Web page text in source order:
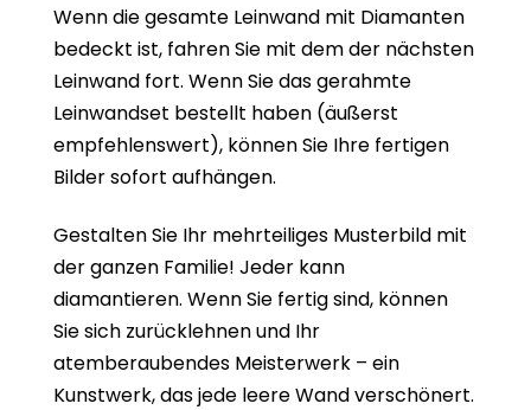
Wenn die gesamte Leinwand mit Diamanten
bedeckt ist, fahren Sie mit dem der nächsten
Leinwand fort. Wenn Sie das gerahmte
Leinwandset bestellt haben (äußerst
empfehlenswert), können Sie Ihre fertigen
Bilder sofort aufhängen.
Gestalten Sie Ihr mehrteiliges Musterbild mit
der ganzen Familie! Jeder kann
diamantieren. Wenn Sie fertig sind, können
Sie sich zurücklehnen und Ihr
atemberaubendes Meisterwerk – ein
Kunstwerk, das jede leere Wand verschönert.